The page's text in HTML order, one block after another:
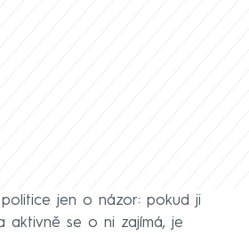
jen o názor: pokud ji
aktivně se o ni zajímá, je